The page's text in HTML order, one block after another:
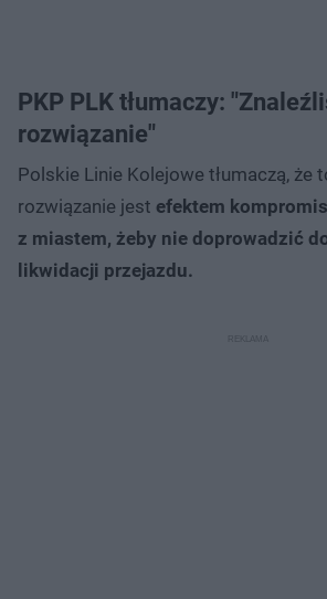
PKP PLK tłumaczy:
rozwiązanie"
Polskie Linie Kolejowe tłumaczą, że
rozwiązanie jest efektem
z miastem, żeby nie doprowadzić
likwidacji przejazdu.